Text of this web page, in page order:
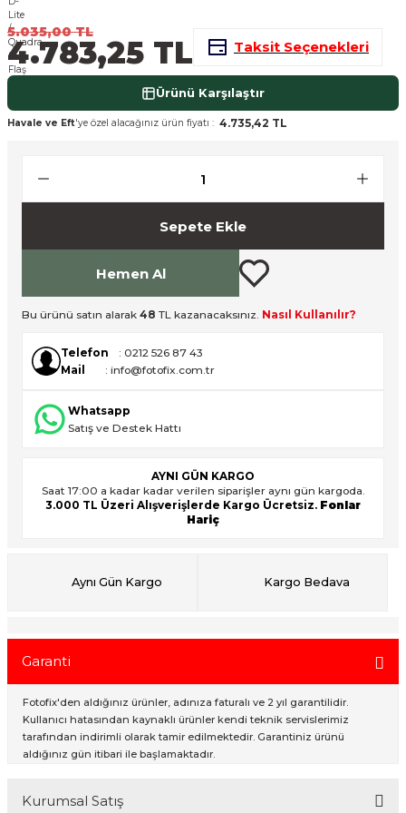
Cihazları
Işık Setleri
5.035,00 TL
4.783,25 TL Taksit Seçenekleri
Ürünü Karşılaştır
Havale ve Eft'ye özel alacağınız ürün fiyatı : 4.735,42 TL
Sepete Ekle
Hemen Al
Bu ürünü satın alarak 48 TL kazanacaksınız. Nasıl Kullanılır?
Telefon
: 0212 526 87 43
Mail
: info@fotofix.com.tr
Whatsapp
Satış ve Destek Hattı
AYNI GÜN KARGO
Saat 17:00 a kadar kadar verilen siparişler aynı gün kargoda.
3.000 TL Üzeri Alışverişlerde Kargo Ücretsiz. Fonlar
Hariç
Aynı Gün Kargo Kargo Bedava
Garanti
Fotofix'den aldığınız ürünler, adınıza faturalı ve 2 yıl garantilidir.
Kullanıcı hatasından kaynaklı ürünler kendi teknik servislerimiz
tarafından indirimli olarak tamir edilmektedir. Garantiniz ürünü
aldığınız gün itibari ile başlamaktadır.
Kurumsal Satış